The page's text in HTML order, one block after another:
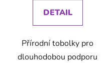
DETAIL
Přírodní tobolky pro
dlouhodobou podporu